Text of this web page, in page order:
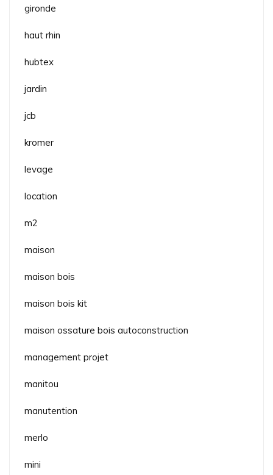
gironde
haut rhin
hubtex
jardin
jcb
kromer
levage
location
m2
maison
maison bois
maison bois kit
maison ossature bois autoconstruction
management projet
manitou
manutention
merlo
mini